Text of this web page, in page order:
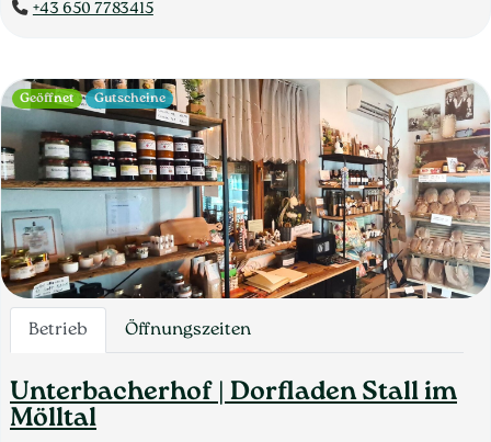
+43 650 7783415
Betrieb Öffnungszeiten
Unterbacherhof | Dorfladen Stall im
Mölltal
Geöffnet Gutscheine